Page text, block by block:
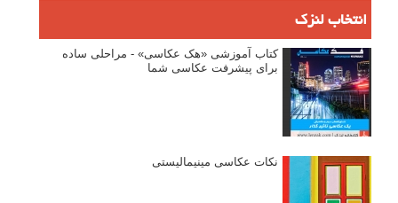
انتخاب لنزک
کتاب آموزشی «هک عکاسی» - مراحلی ساده
برای پیشرفت عکاسی شما
نکات عکاسی مینیمالیستی